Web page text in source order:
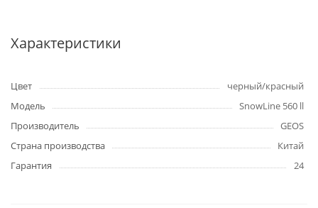
Характеристики
Цвет
черный/красный
Модель
SnowLine 560 ll
Производитель
GEOS
Страна производства
Китай
Гарантия
24